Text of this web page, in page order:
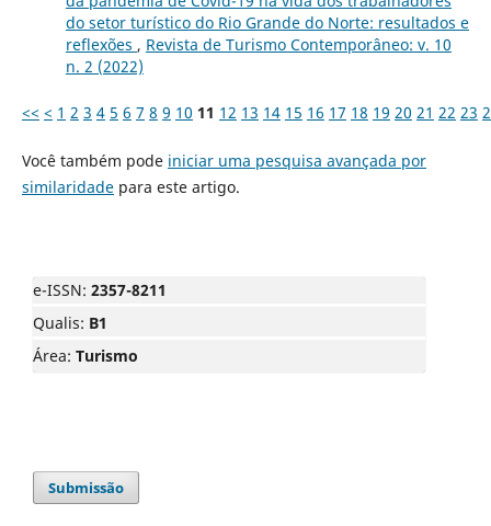
do setor turístico do Rio Grande do Norte: resultados e
reflexões , Revista de Turismo Contemporâneo: v. 10
n. 2 (2022)
<< < 1 2 3 4 5 6 7 8 9 10 11 12 13 14 15 16 17 18 19 20 21 22 23
Você também pode iniciar uma pesquisa avançada por
similaridadepara este artigo.
e-ISSN: 2357-8211
Qualis: B1
Área: Turismo
Submissão